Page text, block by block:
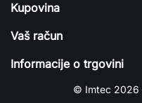
Kupovina
Vaš račun
Informacije o trgovini
© Imtec 2026